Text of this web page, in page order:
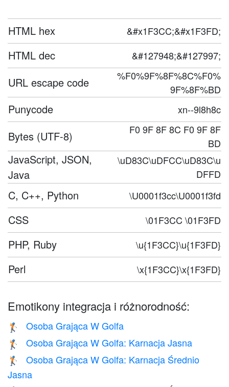
HTML hex &#x1F3CC;&#x1F3FD;
HTML dec &#127948;&#127997;
URL escape code
%F0%9F%8F%8C%F0%
9F%8F%BD
Punycode xn--9l8h8c
Bytes (UTF-8)
F0 9F 8F 8C F0 9F 8F
BD
JavaScript, JSON,
Java
\uD83C\uDFCC\uD83C\u
DFFD
C, C++, Python \U0001f3cc\U0001f3fd
CSS \01F3CC \01F3FD
PHP, Ruby \u{1F3CC}\u{1F3FD}
Perl \x{1F3CC}\x{1F3FD}
Emotikony integracja i różnorodność:
🏌️ Osoba Grająca W Golfa
🏌🏻 Osoba Grająca W Golfa: Karnacja Jasna
🏌🏼
Osoba Grająca W Golfa: Karnacja Średnio
Jasna